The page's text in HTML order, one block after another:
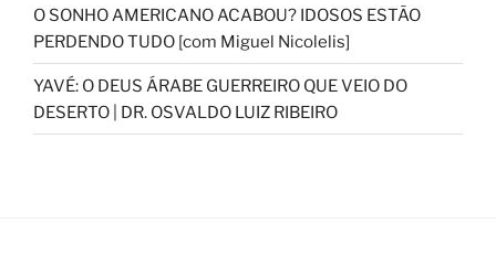
O SONHO AMERICANO ACABOU? IDOSOS ESTÃO
PERDENDO TUDO [com Miguel Nicolelis]
YAVÉ: O DEUS ÁRABE GUERREIRO QUE VEIO DO
DESERTO | DR. OSVALDO LUIZ RIBEIRO